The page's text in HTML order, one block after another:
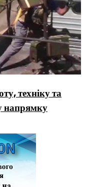
техніку та
напрямку